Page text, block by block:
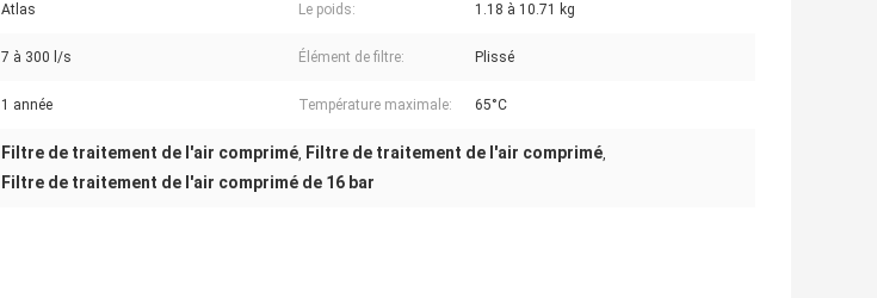
Atlas Le poids: 1.18 à 10.71 kg
7 à 300 l/s Élément de filtre: Plissé
1 année Température maximale: 65°C
Filtre de traitement de l'air comprimé, Filtre de traitement de l'air comprimé,
Filtre de traitement de l'air comprimé de 16 bar